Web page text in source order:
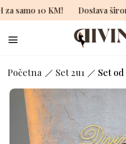
BiH za samo 10 KM!
Početna Set 2u1 Set